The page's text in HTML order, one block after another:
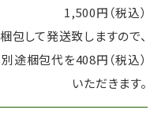
1,500円（税込）
梱包して発送致しますので、
別途梱包代を408円（税込）
いただきます。